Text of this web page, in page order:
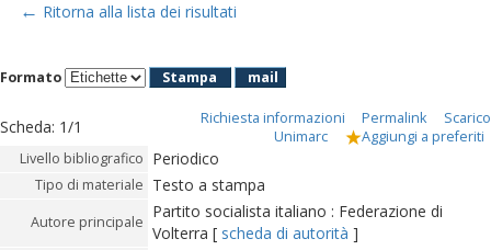
← Ritorna alla lista dei risultati
Formato Stampa mail
Scheda: 1/1 Richiesta informazioni Permalink
Scarico
Unimarc
Aggiungi a preferiti
Livello bibliografico Periodico
Tipo di materiale Testo a stampa
Autore principale
Partito socialista italiano : Federazione di
Volterra [ scheda di autorità ]